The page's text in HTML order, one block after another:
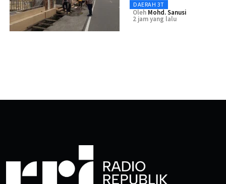
DAERAH 3T
Oleh Mohd. Sanusi
2 jam yang lalu